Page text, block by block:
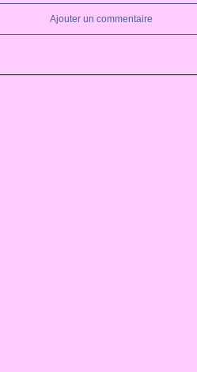
Ajouter un commentaire